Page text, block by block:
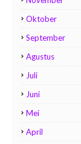
Oktober
September
Agustus
Juli
Juni
Mei
April